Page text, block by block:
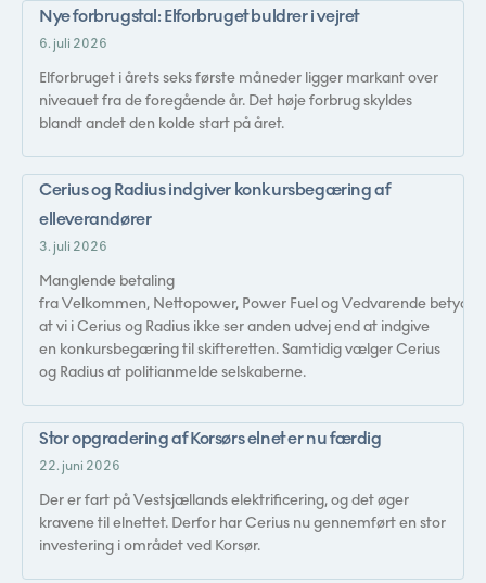
Nye forbrugstal: Elforbruget buldrer i vejret
6. juli 2026
Elforbruget i årets seks første måneder ligger markant over
niveauet fra de foregående år. Det høje forbrug skyldes
blandt andet den kolde start på året.
Cerius og Radius indgiver konkursbegæring af
elleverandører
3. juli 2026
Manglende betaling
fra Velkommen, Nettopower, Power Fuel og Vedvarende betyder,
at vi i Cerius og Radius ikke ser anden udvej end at indgive
en konkursbegæring til skifteretten. Samtidig vælger Cerius
og Radius at politianmelde selskaberne.
Stor opgradering af Korsørs elnet er nu færdig
22. juni 2026
Der er fart på Vestsjællands elektrificering, og det øger
kravene til elnettet. Derfor har Cerius nu gennemført en stor
investering i området ved Korsør.